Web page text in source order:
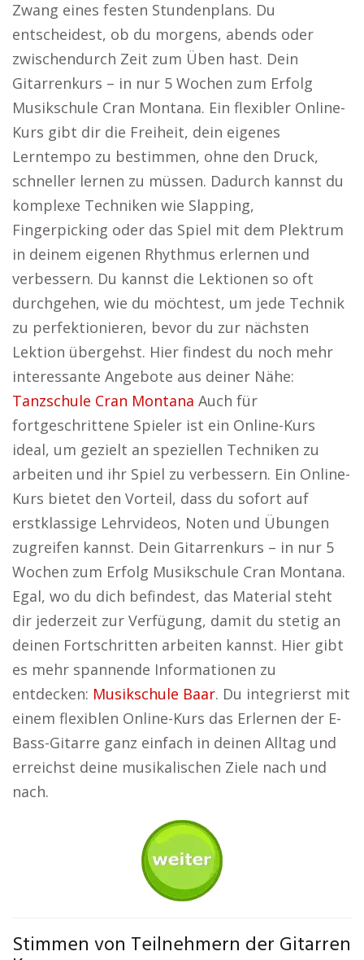
Zwang eines festen Stundenplans. Du
entscheidest, ob du morgens, abends oder
zwischendurch Zeit zum Üben hast. Dein
Gitarrenkurs – in nur 5 Wochen zum Erfolg
Musikschule Cran Montana. Ein flexibler Online-
Kurs gibt dir die Freiheit, dein eigenes
Lerntempo zu bestimmen, ohne den Druck,
schneller lernen zu müssen. Dadurch kannst du
komplexe Techniken wie Slapping,
Fingerpicking oder das Spiel mit dem Plektrum
in deinem eigenen Rhythmus erlernen und
verbessern. Du kannst die Lektionen so oft
durchgehen, wie du möchtest, um jede Technik
zu perfektionieren, bevor du zur nächsten
Lektion übergehst. Hier findest du noch mehr
interessante Angebote aus deiner Nähe:
Tanzschule Cran Montana Auch für
fortgeschrittene Spieler ist ein Online-Kurs
ideal, um gezielt an speziellen Techniken zu
arbeiten und ihr Spiel zu verbessern. Ein Online-
Kurs bietet den Vorteil, dass du sofort auf
erstklassige Lehrvideos, Noten und Übungen
zugreifen kannst. Dein Gitarrenkurs – in nur 5
Wochen zum Erfolg Musikschule Cran Montana.
Egal, wo du dich befindest, das Material steht
dir jederzeit zur Verfügung, damit du stetig an
deinen Fortschritten arbeiten kannst. Hier gibt
es mehr spannende Informationen zu
entdecken: Musikschule Baar. Du integrierst mit
einem flexiblen Online-Kurs das Erlernen der E-
Bass-Gitarre ganz einfach in deinen Alltag und
erreichst deine musikalischen Ziele nach und
nach.
Stimmen von Teilnehmern der Gitarren